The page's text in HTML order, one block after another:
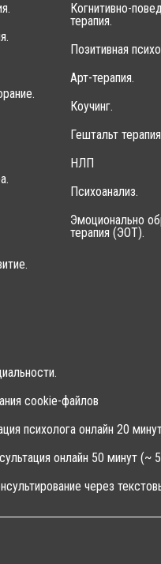
Когнитивно-
терапия.
Позитивная
Арт-терапия.
Коучинг.
Гештальт
НЛП
Психоанализ.
Эмоционально
терапия (ЭОТ).
cookie-файлов
психолога онлайн 20
онлайн 50 минут (~
через